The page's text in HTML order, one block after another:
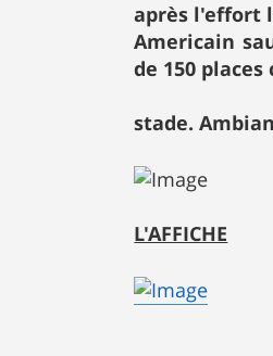
après l'effort
Americain
de 150
stade.
L'AFFICHE